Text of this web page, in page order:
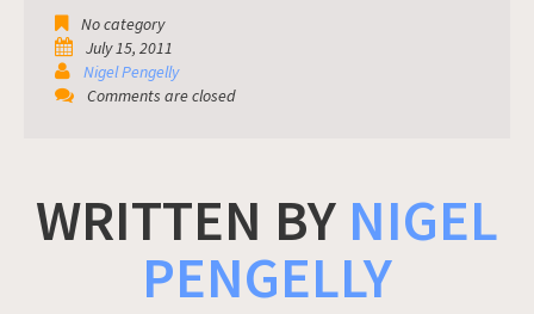
No category
July 15, 2011
Nigel Pengelly
Comments are closed
WRITTEN BY NIGEL
PENGELLY